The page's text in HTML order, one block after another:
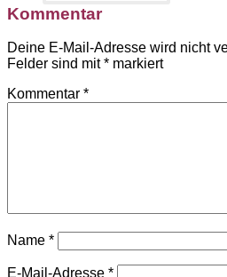
Kommentar
Deine E-Mail-Adresse wird nicht
Felder sind mit* markiert
Kommentar *
Name *
E-Mail-Adresse *